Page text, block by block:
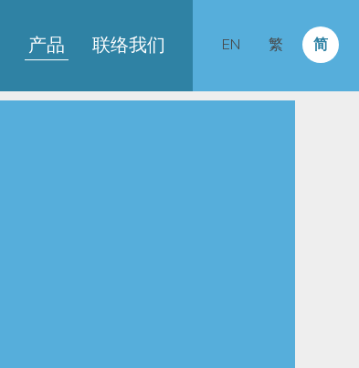
产品 联络我们 EN 繁 简